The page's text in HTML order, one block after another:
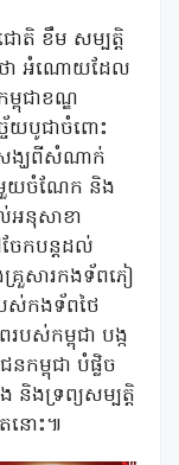
ោតិ ខឹម សម្បត្តិ
ថា អំណោយដែល
ពុជាខណ្ឌ
យបូជាចំពោះ
សង្ឃពីសំណាក់
មួយចំណែក និង
នុសាខា
ែកបន្តដល់
គ្រួសារកងទ័ពភៀ
ស់កងទ័ពថៃ
បស់កម្ពុជា បង្ក
កម្ពុជា បំផ្លិច
និងទ្រព្យសម្បត្តិ
នោះ៕